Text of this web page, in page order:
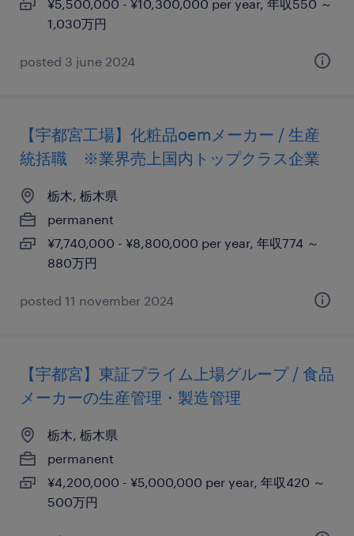
¥5,500,000 - ¥10,300,000 per year, 年収550 ～
1,030万円
posted 3 june 2024
【宇都宮工場】化粧品oemメーカー / 生産
統括職 ※業界売上国内トップクラス企業
栃木, 栃木県
permanent
¥7,740,000 - ¥8,800,000 per year, 年収774 ～
880万円
posted 11 november 2024
【宇都宮】東証プライム上場グループ / 食品
メーカーの生産管理・製造管理
栃木, 栃木県
permanent
¥4,200,000 - ¥5,000,000 per year, 年収420 ～
500万円